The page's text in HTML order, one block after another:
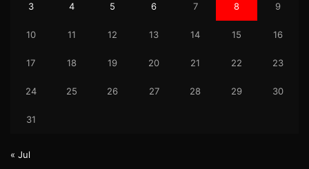
3 4 5 6 7 8 9
10 11 12 13 14 15 16
17 18 19 20 21 22 23
24 25 26 27 28 29 30
31
« Jul